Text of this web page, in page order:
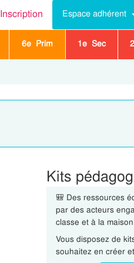
Inscription Espace adhérent
6e Prim 1e Sec
Kits
🎒 Des ressources
par des acteurs
classe et à la
Vous disposez de
souhaitez en créer